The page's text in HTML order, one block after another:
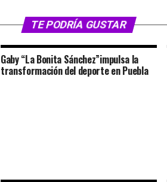
TE PODRÍA GUSTAR
Gaby “La Bonita Sánchez”impulsa la
transformación del deporte en Puebla